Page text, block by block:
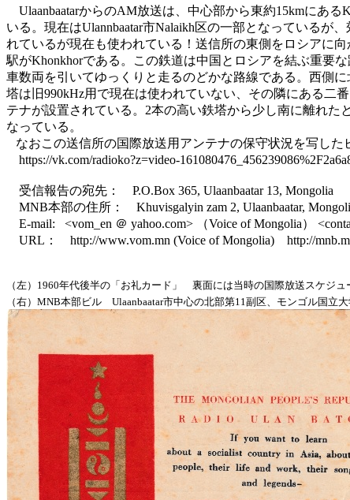
UlaanbaatarからのAM放送は、中心部から東約15kmにある
いる。現在はUlannbaatar市Nalaikh区の一部となっているが
れているが現在も使われている！送信所の東側をロシアに
駅がKhonkhorである。この鉄道は中国とロシアを結ぶ重要
車数両を引いてゆっくりと走るのどかな路線である。西側
塔は旧990kHz用で現在は使われていない、その隣にある二
テナが設置されている。2本の高い鉄塔から少し南に離れた
なっている。
なおこの送信所の国際放送用アンテナの保守状況を写した
https://vk.com/radioko?z=video-
受信報告の宛先： P.O.Box 365, Ulaanbaatar 13, Mongolia
MNB本部の住所： Khuvisgalyin zam 2, Ulaanbaatar,
E-mail: <vom_en ＠ yahoo.com> （Voice of Mongolia）
URL： http://www.vom.mn (Voice of Mongolia) http://
（左）1960年代後半の「お礼カード」 裏面には当時の国際放送スケジ
（右）MNB本部ビル Ulaanbaatar市中心の北部第11副区、モンゴル国